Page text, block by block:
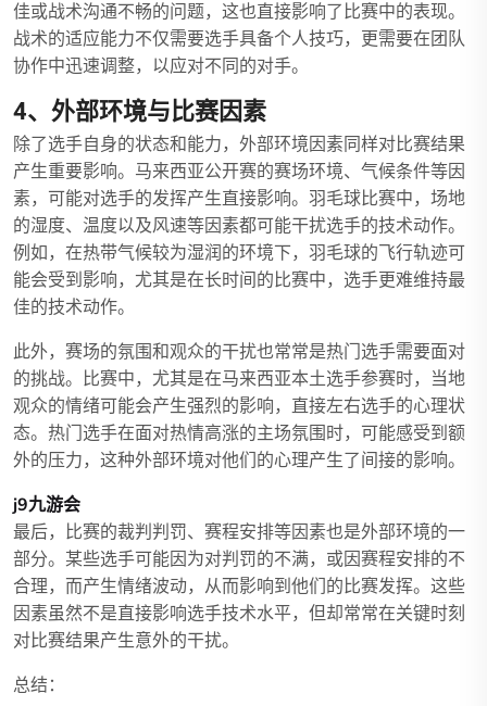
佳或战术沟通不畅的问题，这也直接影响了比赛中的表现。
战术的适应能力不仅需要选手具备个人技巧，更需要在团队
协作中迅速调整，以应对不同的对手。
4、外部环境与比赛因素
除了选手自身的状态和能力，外部环境因素同样对比赛结果
产生重要影响。马来西亚公开赛的赛场环境、气候条件等因
素，可能对选手的发挥产生直接影响。羽毛球比赛中，场地
的湿度、温度以及风速等因素都可能干扰选手的技术动作。
例如，在热带气候较为湿润的环境下，羽毛球的飞行轨迹可
能会受到影响，尤其是在长时间的比赛中，选手更难维持最
佳的技术动作。
此外，赛场的氛围和观众的干扰也常常是热门选手需要面对
的挑战。比赛中，尤其是在马来西亚本土选手参赛时，当地
观众的情绪可能会产生强烈的影响，直接左右选手的心理状
态。热门选手在面对热情高涨的主场氛围时，可能感受到额
外的压力，这种外部环境对他们的心理产生了间接的影响。
j9九游会
最后，比赛的裁判判罚、赛程安排等因素也是外部环境的一
部分。某些选手可能因为对判罚的不满，或因赛程安排的不
合理，而产生情绪波动，从而影响到他们的比赛发挥。这些
因素虽然不是直接影响选手技术水平，但却常常在关键时刻
对比赛结果产生意外的干扰。
总结：